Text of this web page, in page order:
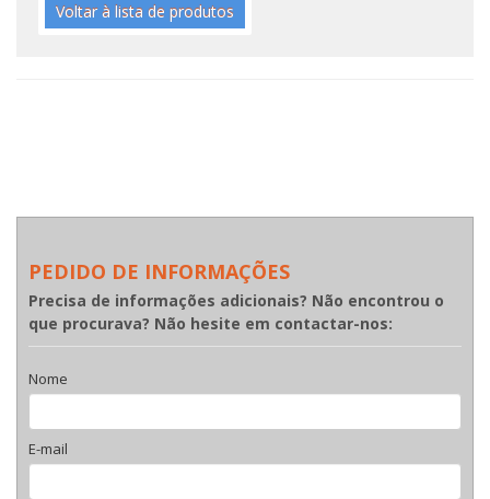
Voltar à lista de produtos
PEDIDO DE INFORMAÇÕES
Precisa de informações adicionais? Não encontrou o
que procurava? Não hesite em contactar-nos:
Nome
E-mail